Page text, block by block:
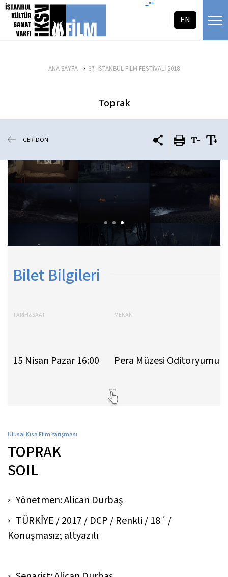
icerigi atla =""
EN
ANA SAYFA 37. İSTANBUL FİLM FESTİVALİ 2018
Toprak
GERİ DÖN
Bilet Bilgileri
TARİH&SAAT MEKAN
15 Nisan Pazar 16:00 Pera Müzesi Oditoryumu
Ulusal Kısa Film Yarışması
TOPRAK
SOIL
Yönetmen: Alican Durbaş
TÜRKİYE / 2017 / DCP / Renkli / 18´ /
Konuşmasız; altyazılı